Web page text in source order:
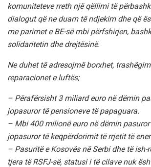
komuniteteve rreth një qëllimi të
dialogut që ne duam të ndjekim dhe që
me parimet e BE-së mbi përfshirjen,
solidaritetin dhe drejtësinë.
Ne duhet të adresojmë borxhet,
reparacionet e luftës;
– Përafërsisht 3 miliard euro në dëmin
jopasuror të pensioneve të papaguara.
– Mbi 400 milionë euro në dëmin
jopasuror të keqpërdorimit të rrjetit të
– Pasuritë e Kosovës në Serbi dhe të ish-
tjera të RSFJ-së, statusi i të cilave nuk